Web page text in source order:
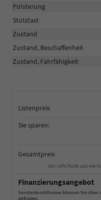
Listenpreis
Sie sparen:
Gesamtpreis
inkl. 19% MwSt. und den
Finanzierungsangebot
Sonderkonditionen können Sie über
anfragen.
Polsterung
Stützlast
Zustand
Zustand, Beschaffenheit
Zustand, Fahrfähigkeit